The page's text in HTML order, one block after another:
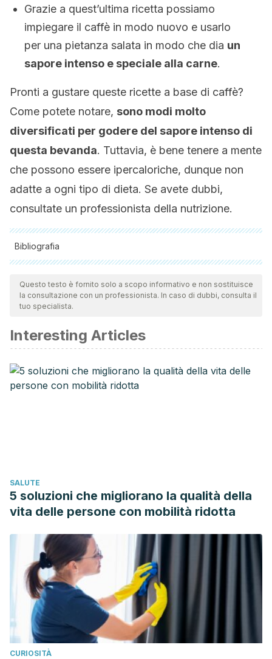
Grazie a quest’ultima ricetta possiamo
impiegare il caffè in modo nuovo e usarlo
per una pietanza salata in modo che dia un
sapore intenso e speciale alla carne.
Pronti a gustare queste ricette a base di caffè?
Come potete notare, sono modi molto
diversificati per godere del sapore intenso di
questa bevanda. Tuttavia, è bene tenere a mente
che possono essere ipercaloriche, dunque non
adatte a ogni tipo di dieta. Se avete dubbi,
consultate un professionista della nutrizione.
Bibliografia
Tutte le fonti citate sono state esaminate a fondo dal nostro
team per garantirne la qualità, l'affidabilità, l'attualità e la
validità. La bibliografia di questo articolo è stata considerata
Machado-Fragua, M. D., Struijk, E. A., Ballesteros, J. M.,
Ortolá, R., Rodriguez-Artalejo, F., & Lopez-Garcia, E. (2019).
Habitual coffee consumption and risk of falls in 2 European
cohorts of older adults.American Journal of Clinical
individuals: A systematic review and meta-
American Journal of Clinical Nutrition
1126. https://doi.org/10.3945/ajcn.111.016667
Lopez-Garcia, E., Guallar-Castillon, P., Leon-Muñoz, L.,
Graciani, A., & Rodriguez-Artalejo, F. (2014). Coffee
consumption and health-related quality of life.
Nutrition ,33(1), 143–149.
https://doi.org/10.1016/j.clnu.2013.04.004
Questo testo è fornito solo a scopo informativo e non sostituisce
la consultazione con un professionista. In caso di dubbi, consulta il
tuo specialista.
Interesting Articles
SALUTE
5 soluzioni che migliorano la qualità della
vita delle persone con mobilità ridotta
CURIOSITÀ